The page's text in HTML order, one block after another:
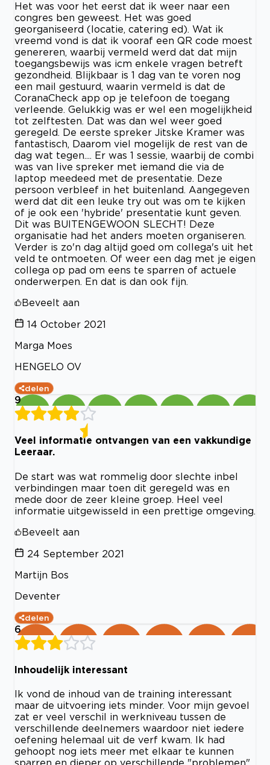
Het was voor het eerst dat ik weer naar een
congres ben geweest. Het was goed
georganiseerd (locatie, catering ed). Wat ik
vreemd vond is dat ik vooraf een QR code moest
genereren, waarbij vermeld werd dat dat mijn
toegangsbewijs was icm enkele vragen betreft
gezondheid. Blijkbaar is 1 dag van te voren nog
een mail gestuurd, waarin vermeld is dat de
CoranaCheck app op je telefoon de toegang
verleende. Gelukkig was er wel een mogelijkheid
tot zelftesten. Dat was dan wel weer goed
geregeld. De eerste spreker Jitske Kramer was
fantastisch, Daarom viel mogelijk de rest van de
dag wat tegen.... Er was 1 sessie, waarbij de combi
was van live spreker met iemand die via de
laptop meedeed met de presentatie. Deze
persoon verbleef in het buitenland. Aangegeven
werd dat dit een leuke try out was om te kijken
of je ook een 'hybride' presentatie kunt geven.
Dit was BUITENGEWOON SLECHT! Deze
organisatie had het anders moeten organiseren.
Verder is zo'n dag altijd goed om collega's uit het
veld te ontmoeten. Of weer een dag met je eigen
collega op pad om eens te sparren of actuele
onderwerpen. En dat is dan ook fijn.
Beveelt aan
14 October 2021
Marga Moes
HENGELO OV
delen
9
Veel informatie ontvangen van een vakkundige
Leeraar.
De start was wat rommelig door slechte inbel
verbindingen maar toen dit geregeld was en
mede door de zeer kleine groep. Heel veel
informatie uitgewisseld in een prettige omgeving.
Beveelt aan
24 September 2021
Martijn Bos
Deventer
delen
6
Inhoudelijk interessant
Ik vond de inhoud van de training interessant
maar de uitvoering iets minder. Voor mijn gevoel
zat er veel verschil in werkniveau tussen de
verschillende deelnemers waardoor niet iedere
oefening helemaal uit de verf kwam. Ik had
gehoopt nog iets meer met elkaar te kunnen
sparren en dieper op verschillende "problemen"